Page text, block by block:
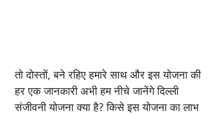
तो दोस्तों, बने रहिए हमारे साथ और इस योजना की
हर एक जानकारी अभी हम नीचे जानेंगे दिल्ली
संजीवनी योजना क्या है? किसे इस योजना का लाभ